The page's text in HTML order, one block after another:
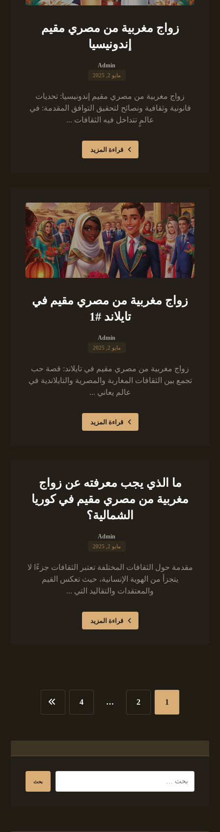
زواج مغربية من مصري مقيم
إندونيسيا
Admin
مايو 2, 2025
زواج مغربية من مصري مقيم إندونيسيا: تحديات
قانونية وثقافية ونصائح لتحقيق التوافق المقدمة: في
عالمٍ تتداخل فيه الثقافات ...
قراءة المزيد
زواج مغربية من مصري مقيم في
تايلاند #1
Admin
مايو 2, 2025
زواج مغربية من مصري مقيم في تايلاند: قصة حب
تجمع بين الثقافات المغاربة والمصرية والتايلاندية في
عالم يعاني ...
قراءة المزيد
ما الذي يجب معرفته عن زواج
مغربية من مصري مقيم في كوريا
الشمالية؟
Admin
مايو 2, 2025
مقدمة حول الثقافات المختلفة تعتبر الثقافات جزءًا لا
يتجزأ من الهوية الإنسانية، حيث تعكس القيم
والمعتقدات والتقاليد التي ...
قراءة المزيد
1
2
…
4